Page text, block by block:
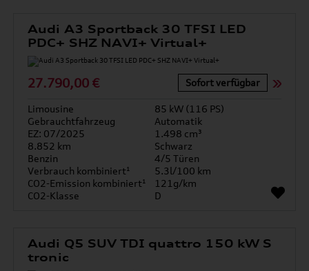
Audi A3 Sportback 30 TFSI LED
PDC+ SHZ NAVI+ Virtual+
27.790,00 € Sofort verfügbar
Limousine
85 kW (116 PS)
Gebrauchtfahrzeug
Automatik
EZ: 07/2025
1.498 cm³
8.852 km
Schwarz
Benzin
4/5 Türen
Verbrauch kombiniert¹
5.3l/100 km
CO2-Emission kombiniert¹
121g/km
CO2-Klasse
D
Audi Q5 SUV TDI quattro 150 kW S
tronic